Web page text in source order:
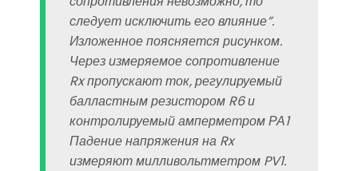
следует исключить его влияние”.
Изложенное поясняется рисунком.
Через измеряемое сопротивление
Rx пропускают ток, регулируемый
балластным резистором R6 и
контролируемый амперметром РА1
Падение напряжения на Rx
измеряют милливольтметром PV1.